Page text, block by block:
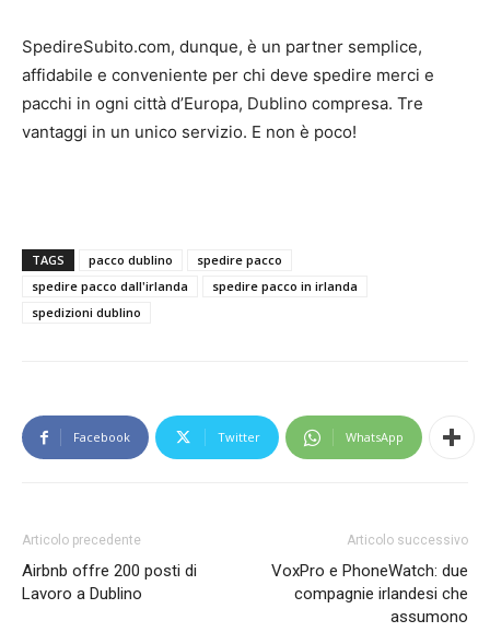
SpedireSubito.com, dunque, è un partner semplice,
affidabile e conveniente per chi deve spedire merci e
pacchi in ogni città d’Europa, Dublino compresa. Tre
vantaggi in un unico servizio. E non è poco!
TAGS pacco dublino
spedire pacco
spedire pacco dall'irlanda
spedire pacco in irlanda
spedizioni dublino
Facebook Twitter WhatsApp
Articolo precedente
Airbnb offre 200 posti di
Lavoro a Dublino
Articolo successivo
VoxPro e PhoneWatch: due
compagnie irlandesi che
assumono